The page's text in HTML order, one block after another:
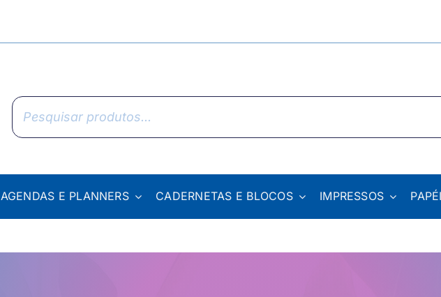
Pesquisar
produtos
AGENDAS E PLANNERS CADERNETAS E BLOCOS IMPRESSOS